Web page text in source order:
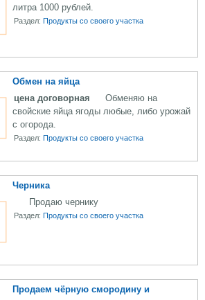
литра 1000 рублей.
Раздел: Продукты со своего участка
Обмен на яйца
цена договорная
Обменяю на
свойские яйца ягоды любые, либо урожай
с огорода.
Раздел: Продукты со своего участка
Черника
Продаю чернику
Раздел: Продукты со своего участка
Продаем чёрную смородину и